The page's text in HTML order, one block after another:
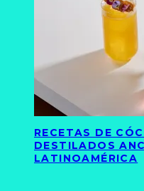
RECETAS DE
DESTILADOS
LATINOAMÉRICA